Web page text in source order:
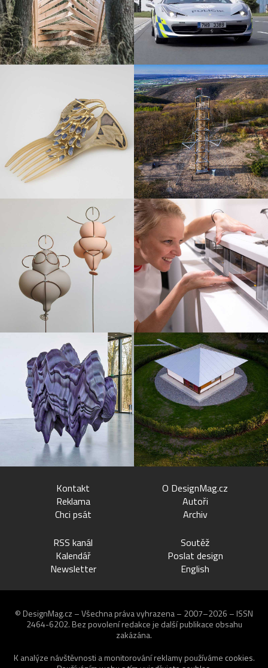
Kontakt
Reklama
Chci psát
O DesignMag.cz
Autoři
Archiv
RSS kanál
Kalendář
Newsletter
Soutěž
Poslat design
English
© DesignMag.cz – Všechna práva vyhrazena – 2007–2026 – ISSN
2464-6202. Bez povolení redakce je další publikace obsahu
zakázána.
K analýze návštěvnosti a monitorování reklamy používáme cookies.